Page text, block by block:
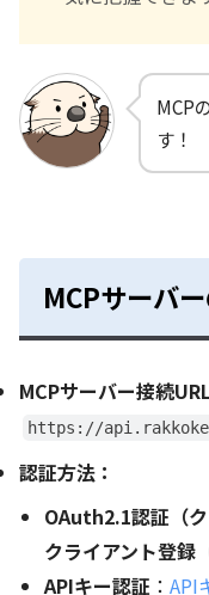
MCP
す！
MCPサーバ
MCPサーバー接続
https://
認証方法：
OAuth2.1認証（
クライアント登録
APIキー認証 ： API